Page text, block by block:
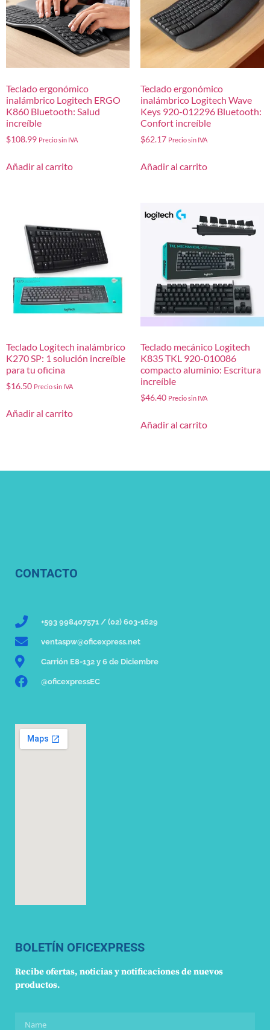
Teclado ergonómico
inalámbrico Logitech ERGO
K860 Bluetooth: Salud
increíble
$108.99 Precio sin IVA
Añadir al carrito
Teclado ergonómico
inalámbrico Logitech Wave
Keys 920-012296 Bluetooth:
Confort increíble
$62.17 Precio sin IVA
Añadir al carrito
Teclado Logitech inalámbrico
K270 SP: 1 solución increíble
para tu oficina
$16.50 Precio sin IVA
Añadir al carrito
Teclado mecánico Logitech
K835 TKL 920-010086
compacto aluminio: Escritura
increíble
$46.40 Precio sin IVA
Añadir al carrito
CONTACTO
+593 998407571 / (02) 603-1629
ventaspw@oficexpress.net
Carrión E8-132 y 6 de Diciembre
@oficexpressEC
BOLETÍN OFICEXPRESS
Recibe ofertas, noticias y notificaciones de nuevos
productos.